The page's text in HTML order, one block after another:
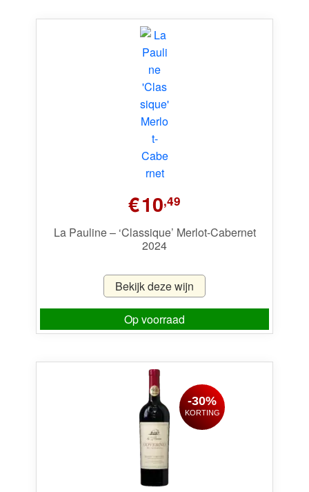
€10,49
La Pauline – ‘Classique’ Merlot-Cabernet
2024
Bekijk deze wijn
Op voorraad
-30%
KORTING